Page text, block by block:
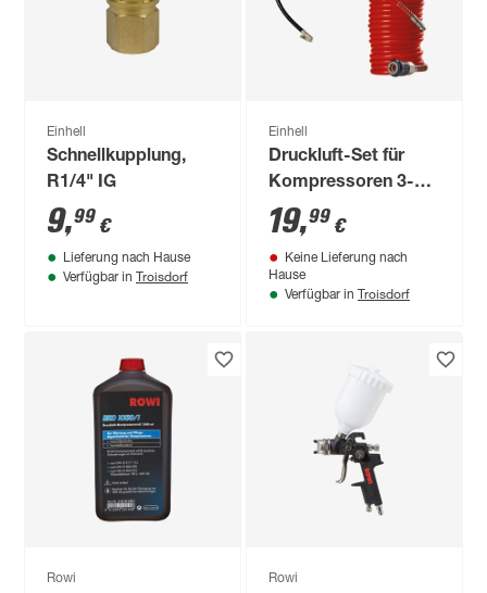
Einhell
Schnellkupplung,
R1/4" IG
9,99 €
Lieferung nach Hause
Verfügbar in Troisdorf
Einhell
Druckluft-Set für
Kompressoren 3-
teilig
19,99 €
Keine Lieferung nach
Hause
Verfügbar in Troisdorf
Rowi Rowi